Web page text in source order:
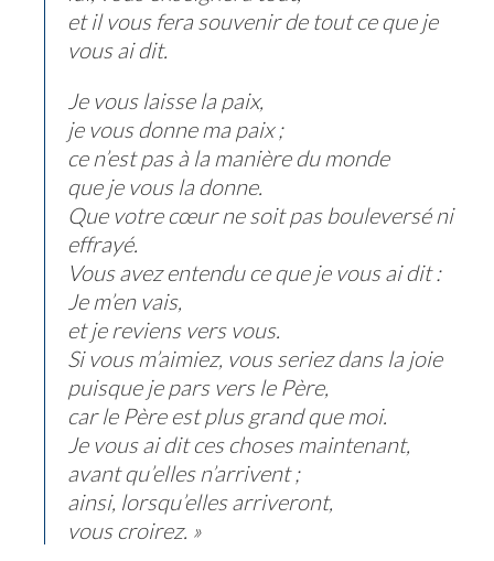
et il vous fera souvenir de tout ce que je
vous ai dit.
Je vous laisse la paix,
je vous donne ma paix ;
ce n’est pas à la manière du monde
que je vous la donne.
Que votre cœur ne soit pas bouleversé ni
effrayé.
Vous avez entendu ce que je vous ai dit :
Je m’en vais,
et je reviens vers vous.
Si vous m’aimiez, vous seriez dans la joie
puisque je pars vers le Père,
car le Père est plus grand que moi.
Je vous ai dit ces choses maintenant,
avant qu’elles n’arrivent ;
ainsi, lorsqu’elles arriveront,
vous croirez. »